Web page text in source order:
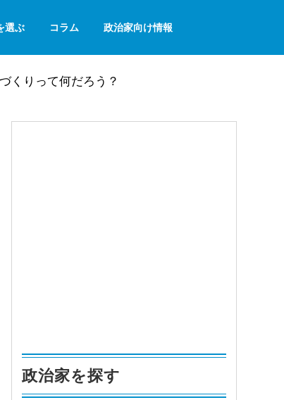
選ぶ コラム 政治家向け情報
くりって何だろう？
政治家を探す